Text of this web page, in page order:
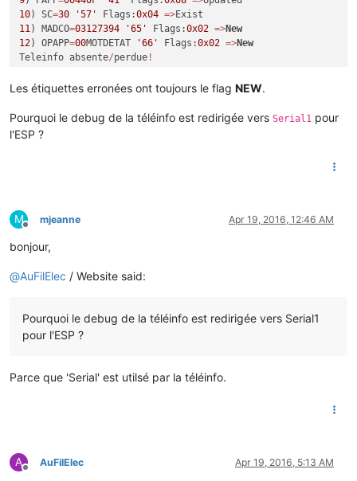
10) SC=30 '57' Flags:0x04 =>
11 ) MADCO=03127394 '65' Flags:0x02 =>New
12) OPAPP=00MOTDETAT '66' Flags:0x02 =>New
Teleinfo absente/perdue !
1) ADCO=XXXXXXXXXXXX '65' Flags: 0x04 = >
3) IMAX =032 '68' Flags:0x04 =>
Exist
4) MOTDETAT
5
10
) SC
11
) MADCO
New
12) OPAPP
Teleinfo toujours absente
Les étiquettes erronées ont toujours le flag NEW.
Pourquoi le debug de la téléinfo est redirigée vers Serial1 pour
l'ESP ?
M
Offline
mjeanne Apr 19, 2016, 12:46 AM
bonjour,
@AuFilElec / Website said:
Pourquoi le debug de la téléinfo est redirigée vers Serial1
pour l'ESP ?
Parce que 'Serial' est utilsé par la téléinfo.
A
Offline
AuFilElec Apr 19, 2016, 5:13 AM